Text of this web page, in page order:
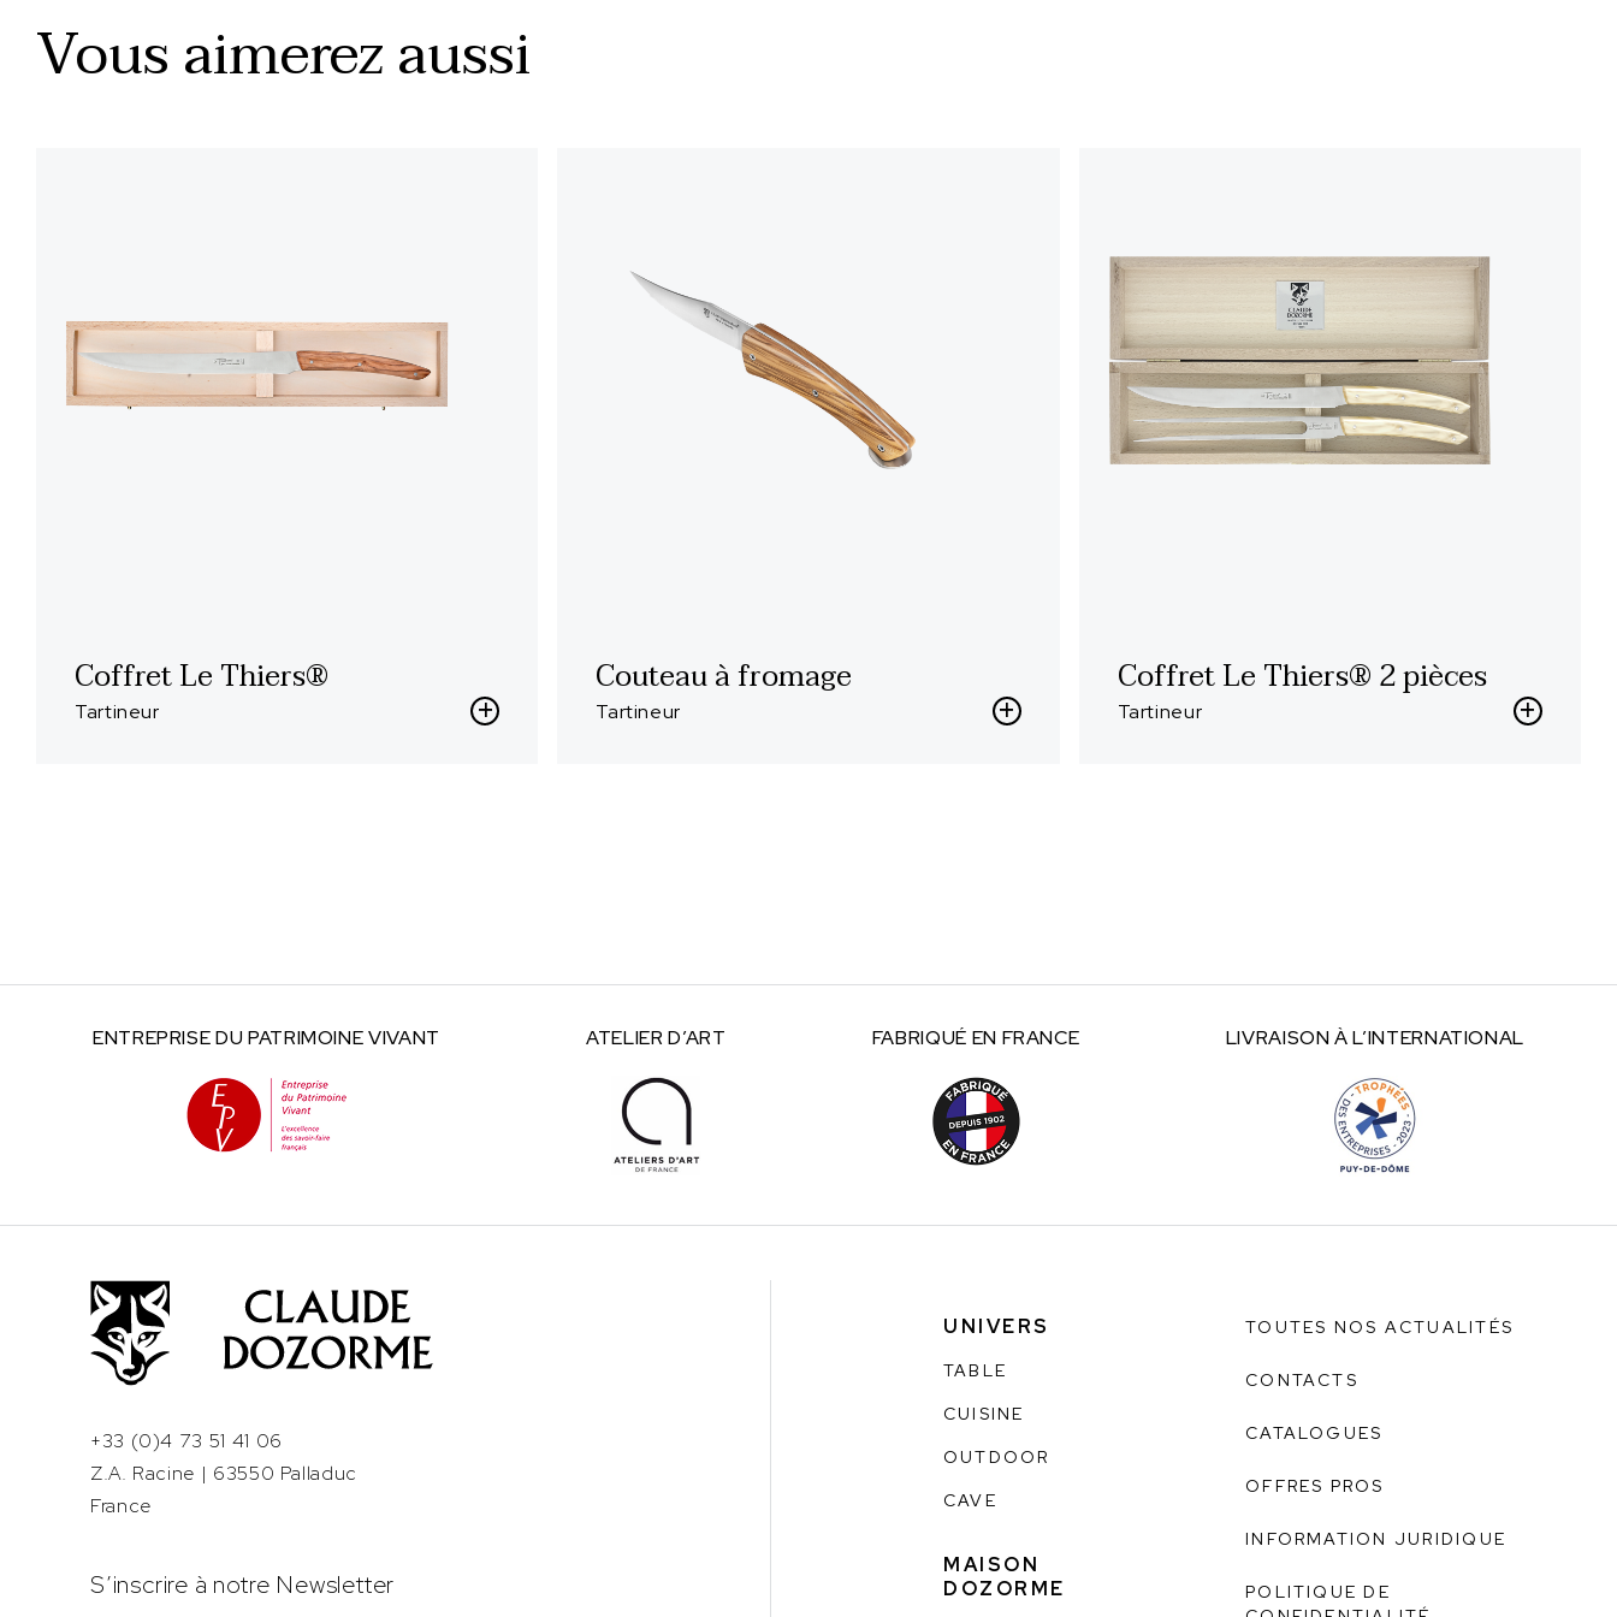
Vous aimerez aussi
Coffret Le Thiers®
Tartineur
Couteau à fromage
Tartineur
Coffret Le Thiers® 2 pièces
Tartineur
ENTREPRISE DU PATRIMOINE VIVANT ATELIERD’ART FABRIQUÉ EN FRANCE LIVRAISON ÀL’INTERNATIONAL
+33 (0)4 73 51 41 06
Z.A. Racine | 63550 Palladuc
France
S’inscrire à notre Newsletter
UNIVERS
TABLE
CUISINE
OUTDOOR
CAVE
MAISON
DOZORME
TOUTES NOS ACTUALITÉS
CONTACTS
CATALOGUES
OFFRES PROS
INFORMATION JURIDIQUE
POLITIQUE DE